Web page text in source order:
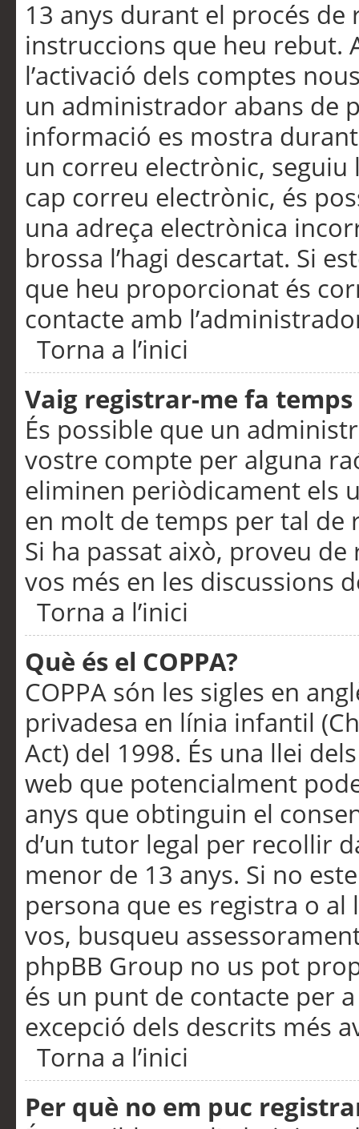
13 anys durant el procés de
instruccions que heu rebut.
l’activació dels comptes
un administrador abans de
informació es mostra
un correu electrònic,
cap correu electrònic, és
una adreça electrònica
brossa l’hagi descartat. Si
que heu proporcionat és
contacte amb
Torna a l’inici
Vaig registrar-me fa
És possible que un
vostre compte per alguna
eliminen periòdicament els
en molt de temps per tal de
Si ha passat això, proveu
vos més en les discussions
Torna a l’inici
Què és el COPPA?
COPPA són les sigles en
privadesa en línia infantil
Act) del 1998. És una llei
web que potencialment
anys que obtinguin el
d’un tutor legal per recollir
menor de 13 anys. Si no
persona que es registra o
vos, busqueu
phpBB Group no us pot
és un punt de contacte per
excepció dels descrits més
Torna a l’inici
Per què no em puc